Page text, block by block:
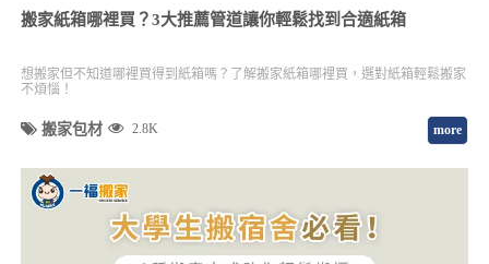
搬家紙箱哪裡買？3大推薦管道讓你輕鬆找到合適紙箱
想搬家但不知道哪裡買得到紙箱嗎？了解搬家紙箱哪裡買，選對紙箱輕鬆搬家
不煩惱！
搬家包材 2.8K more